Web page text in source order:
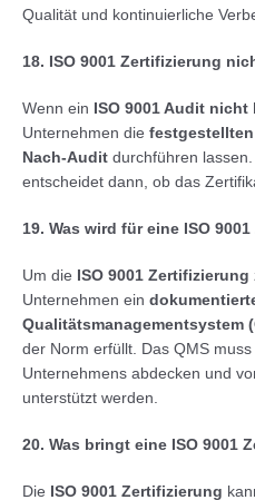
Qualität und kontinuierliche
18. ISO 9001 Zertifizierung
Wenn ein ISO 9001 Audit nicht
Unternehmen die
Nach-Audit durchführen
entscheidet dann, ob das
19. Was wird für eine ISO
Um die ISO 9001 Zertifizierung
Unternehmen ein
Qualitätsmanagementsystem
der Norm erfüllt. Das QMS
Unternehmens abdecken und
unterstützt werden.
20. Was bringt eine ISO 9001
Die ISO 9001 Zertifizierung